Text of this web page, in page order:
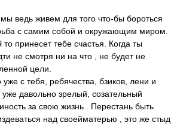
ведь живем для того что-бы бороться
с самим собой и окружающим миром.
принесет тебе счастья. Когда ты
не смотря ни на что , не будет не
цели.
с тебя, ребячества, бзиков, лени и
давольно зрелый, созательный
за свою жизнь . Перестань быть
над своейматерью , это же стыд